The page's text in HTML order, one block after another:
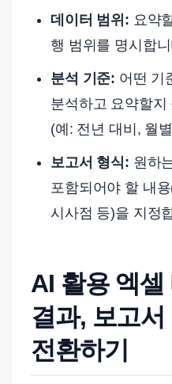
데이터 범위: 요약
행 범위를 명시합
분석 기준: 어떤 기
분석하고 요약할
(예: 전년 대비, 월
보고서 형식: 원하
포함되어야 할 내
시사점 등)을 지정
AI 활용 엑셀
결과, 보고
전환하기